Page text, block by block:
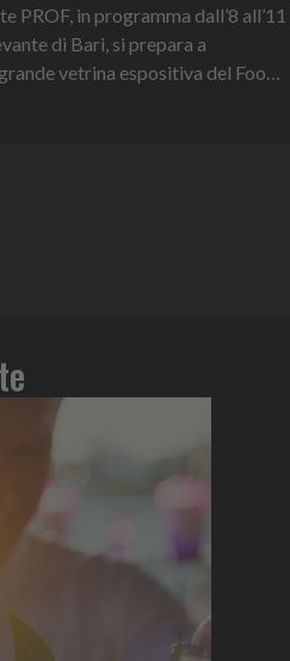
PROF, in programma dall’8 all’11
di Bari, si prepara a
vetrina espositiva del Food